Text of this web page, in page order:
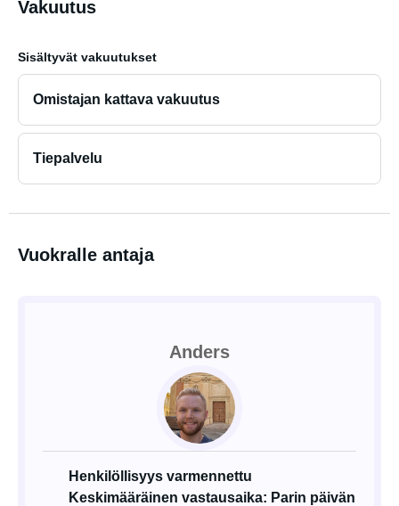
Vakuutus
Sisältyvät vakuutukset
Omistajan kattava vakuutus
Tiepalvelu
Vuokralle antaja
Anders
Henkilöllisyys varmennettu
Keskimääräinen vastausaika: Parin päivän